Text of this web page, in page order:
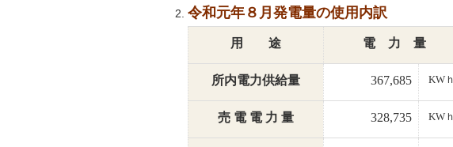
令和元年８月発電量の使用内訳
用 途 電 力 量
所内電力供給量 367,685 KWｈ
売 電 電 力 量 328,735 KWｈ